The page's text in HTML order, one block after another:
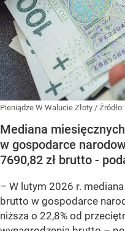
Pieniądze W Walucie Złoty / Źródło:
Mediana
w gospodarce
7690,82 zł brutto -
– W lutym 2026 r.
brutto w gospodarce
niższa o 22,8% od